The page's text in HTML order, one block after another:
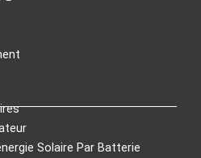
Solaire Par Batterie